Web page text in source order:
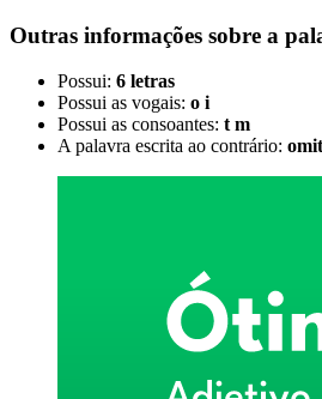
Outras informações sobre a
Possui: 6 letras
Possui as vogais: o i
Possui as consoantes: t m
A palavra escrita ao contrário: